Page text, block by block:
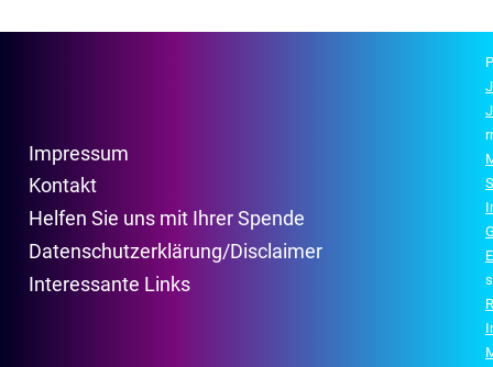
Impressum
Kontakt
Helfen Sie uns mit Ihrer Spende
Datenschutzerklärung/Disclaimer
Interessante Links